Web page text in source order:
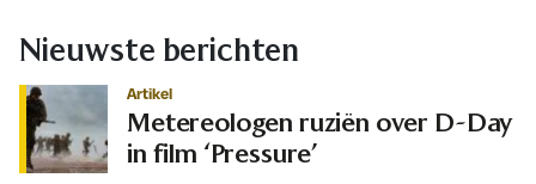
Nieuwste berichten
Artikel
Metereologen ruziën over D-Day
in film ‘Pressure’